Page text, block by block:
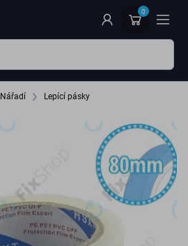
0
Nářadí Lepící pásky